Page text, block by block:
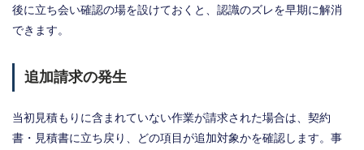
後に立ち会い確認の場を設けておくと、認識のズレを早期に解消
できます。
追加請求の発生
当初見積もりに含まれていない作業が請求された場合は、契約
書・見積書に立ち戻り、どの項目が追加対象かを確認します。事